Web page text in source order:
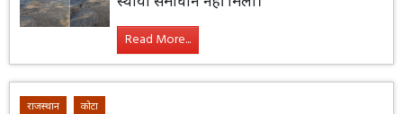
Read More...
राजस्थान कोटा